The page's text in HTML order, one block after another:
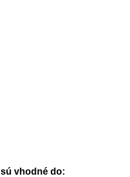
sú vhodné do: